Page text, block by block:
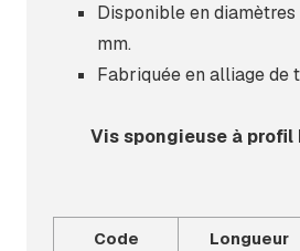
Disponible en
mm.
Fabriquée en alliage de
Vis spongieuse à profil
Code Longueur